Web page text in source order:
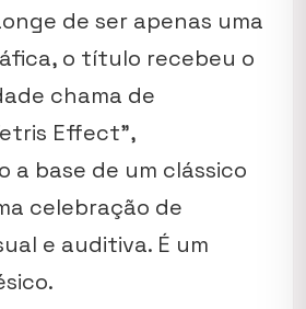
de ser apenas uma
o título recebeu o
chama de
Effect”,
a base de um clássico
celebração de
e auditiva. É um